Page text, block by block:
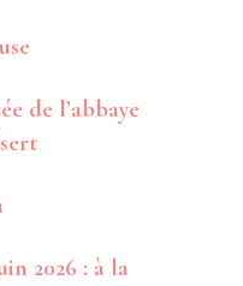
de l’abbaye
2026 : à la